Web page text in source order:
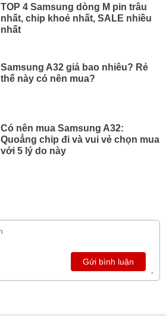
TOP 4 Samsung dòng M pin trâu
nhất, chip khoẻ nhất, SALE nhiều
nhất
Samsung A32 giá bao nhiêu? Rẻ
thế này có nên mua?
Có nên mua Samsung A32:
Quoẳng chip đi và vui vẻ chọn mua
với 5 lý do này
Gửi bình luận